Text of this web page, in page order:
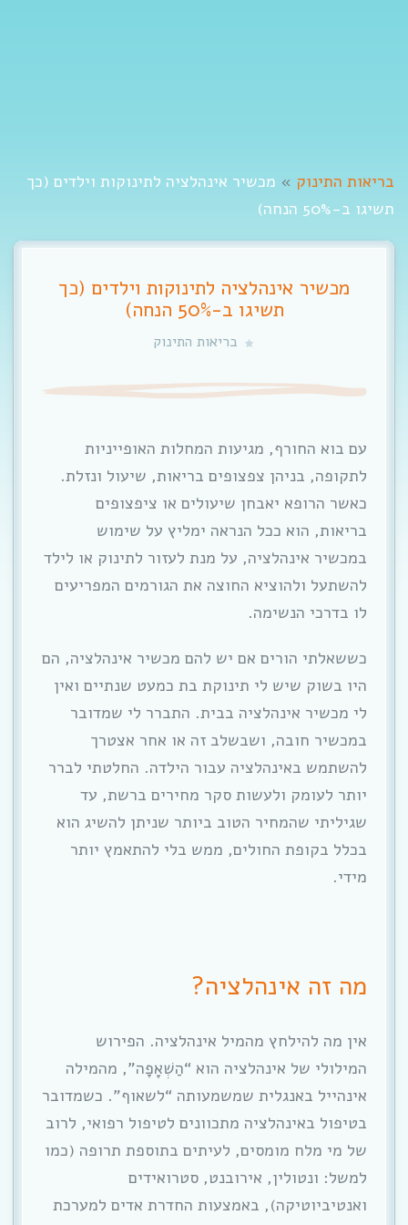
בריאות התינוק » מכשיר אינהלציה לתינוקות וילדים (כך
תשיגו ב-50% הנחה)
מכשיר אינהלציה לתינוקות וילדים (כך
תשיגו ב-50% הנחה)
בריאות התינוק
עם בוא החורף, מגיעות המחלות האופייניות
לתקופה, בניהן צפצופים בריאות, שיעול ונזלת.
כאשר הרופא יאבחן שיעולים או ציפצופים
בריאות, הוא ככל הנראה ימליץ על שימוש
במכשיר אינהלציה, על מנת לעזור לתינוק או לילד
להשתעל ולהוציא החוצה את הגורמים המפריעים
לו בדרכי הנשימה.
כששאלתי הורים אם יש להם מכשיר אינהלציה, הם
היו בשוק שיש לי תינוקת בת כמעט שנתיים ואין
לי מכשיר אינהלציה בבית. התברר לי שמדובר
במכשיר חובה, ושבשלב זה או אחר אצטרך
להשתמש באינהלציה עבור הילדה. החלטתי לברר
יותר לעומק ולעשות סקר מחירים ברשת, עד
שגיליתי שהמחיר הטוב ביותר שניתן להשיג הוא
בכלל בקופת החולים, ממש בלי להתאמץ יותר
מידי.
מה זה אינהלציה?
אין מה להילחץ מהמיל אינהלציה. הפירוש
המילולי של אינהלציה הוא “הַשְׁאָפָה”, מהמילה
אינהייל באנגלית שמשמעותה “לשאוף”. כשמדובר
בטיפול באינהלציה מתכוונים לטיפול רפואי, לרוב
של מי מלח מומסים, לעיתים בתוספת תרופה (כמו
למשל: ונטולין, אירובנט, סטרואידים
ואנטיביוטיקה), באמצעות החדרת אדים למערכת